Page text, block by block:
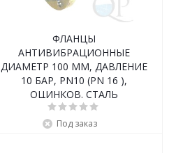
ФЛАНЦЫ
АНТИВИБРАЦИОННЫЕ
ДИАМЕТР 100 ММ, ДАВЛЕНИЕ
10 БАР, PN10 (PN 16 ),
ОЦИНКОВ. СТАЛЬ
Под заказ